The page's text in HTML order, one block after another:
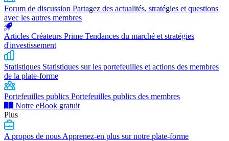
Forum de discussion Partagez des actualités, stratégies et questions
avec les autres membres
Articles Créateurs Prime Tendances du marché et stratégies
d'investissement
Statistiques Statistiques sur les portefeuilles et actions des membres
de la plate-forme
Portefeuilles publics Portefeuilles publics des membres
Notre eBook gratuit
Plus
A propos de nous Apprenez-en plus sur notre plate-forme